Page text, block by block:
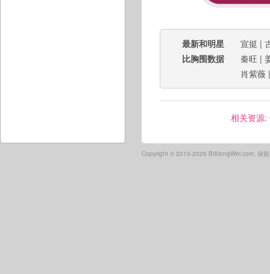
最新和明星
比胸围数据
宣挺 |
秦旺 |
肖紫薇
相关资源:
Copyright © 2013-2026 BiXiongWei.com, 保